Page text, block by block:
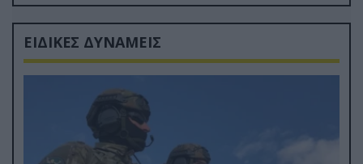
ΕΙΔΙΚΕΣ ΔΥΝΑΜΕΙΣ